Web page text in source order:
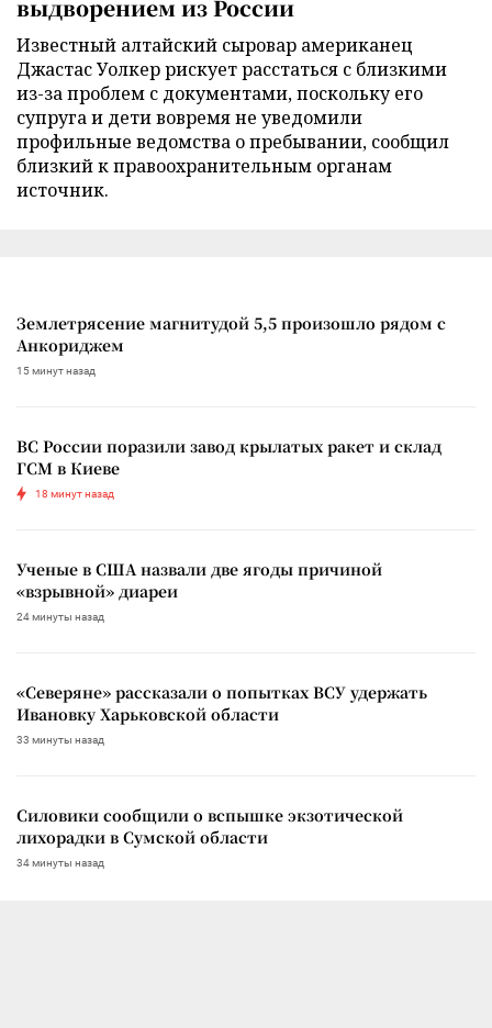
выдворением из России
Известный алтайский сыровар американец
Джастас Уолкер рискует расстаться с близкими
из-за проблем с документами, поскольку его
супруга и дети вовремя не уведомили
профильные ведомства о пребывании, сообщил
близкий к правоохранительным органам
источник.
Землетрясение магнитудой 5,5 произошло рядом с
Анкориджем
15 минут назад
ВС России поразили завод крылатых ракет и склад
ГСМ в Киеве
18 минут назад
Ученые в США назвали две ягоды причиной
«взрывной» диареи
24 минуты назад
«Северяне» рассказали о попытках ВСУ удержать
Ивановку Харьковской области
33 минуты назад
Силовики сообщили о вспышке экзотической
лихорадки в Сумской области
34 минуты назад